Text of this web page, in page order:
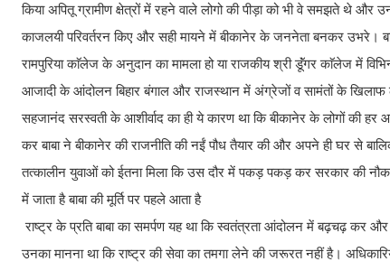
किया अपितू ग्रामीण क्षेत्रों में रहने वाले लोगो की पीड़ा को भी वे समझते थे
काजलयी परिवर्तरन किए और सही मायने में बीकानेर के जननेता बनकर उभरे।
रामपुरिया काॅलेज के अनुदान का मामला हो या राजकीय श्री डूॅंगर काॅलेज में
आजादी के आंदोलन बिहार बंगाल और राजस्थान में अंग्रेजों व सामंतों के खिलाफ
सहजानंद सरस्वती के आशीर्वाद का ही ये कारण था कि बीकानेर के लोगों की
कर बाबा ने बीकानेर की राजनीति की नईं पौध तैयार की और अपने ही घर से
तत्कालीन युवाओं को ईतना मिला कि उस दौर में पकड़ पकड़ कर सरकार की
में जाता है बाबा की मूर्ति पर पहले आता है
राष्ट्र के प्रति बाबा का समर्पण यह था कि स्वतंत्रता आंदोलन में बढ़चढ़ कर
उनका मानना था कि राष्ट्र की सेवा का तमगा लेने की जरूरत नहीं है।